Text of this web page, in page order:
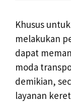
Khusus
melakukan
dapat
moda
demikian,
layanan